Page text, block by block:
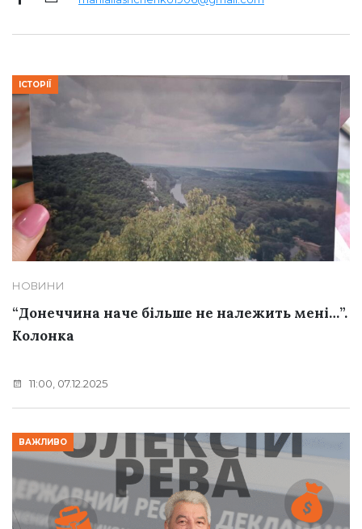
ІСТОРІЇ
НОВИНИ
“Донеччина наче більше не належить мені…”.
Колонка
11:00, 07.12.2025
ВАЖЛИВО